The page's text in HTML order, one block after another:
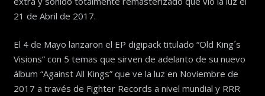
21 de Abril de 2017.
El 4 de Mayo lanzaron el EP digipack titulado “Old King´s
Visions” con 5 temas que sirven de adelanto de su nuevo
álbum “Against All Kings” que ve la luz en Noviembre de
2017 a través de Fighter Records a nivel mundial y RRR